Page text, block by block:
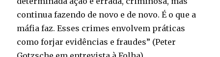
continua fazendo de novo e de novo. É o que a
máfia faz. Esses crimes envolvem práticas
como forjar evidências e fraudes” (Peter